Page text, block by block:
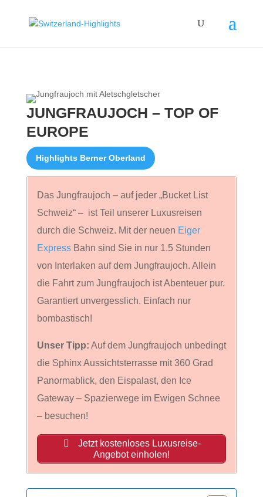
JUNGFRAUJOCH – TOP OF
EUROPE
Highlights Berner Oberland
Das Jungfraujoch – auf jeder „Bucket List
Schweiz“ – ist Teil unserer Luxusreisen
durch die Schweiz. Mit der neuen Eiger
ExpressBahn sind Sie in nur 1.5 Stunden
von Interlaken auf dem Jungfraujoch. Allein
die Fahrt zum Jungfraujoch ist Abenteuer pur.
Garantiert unvergesslich. Einfach nur
bombastisch!
Unser Tipp: Auf dem Jungfraujoch unbedingt
die Sphinx Aussichtsterrasse mit 360 Grad
Panormablick, den Eispalast, den Ice
Gateway – Spazierwege im Ewigen Schnee
– besuchen!
Jetzt kostenloses Luxusreise-
Angebot einholen!